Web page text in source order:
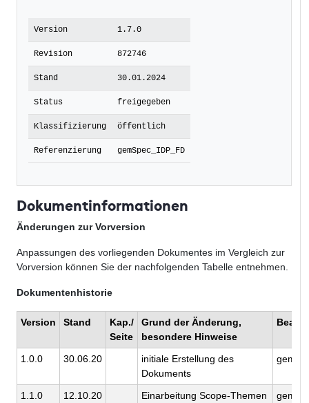
Version 1.7.0
Revision 872746
Stand 30.01.2024
Status freigegeben
Klassifizierung öffentlich
Referenzierung gemSpec_IDP_FD
Dokumentinformationen
Änderungen zur Vorversion
Anpassungen des vorliegenden Dokumentes im Vergleich zur
Vorversion können Sie der nachfolgenden Tabelle entnehmen.
Dokumentenhistorie
Version Stand
Kap./
Seite
Grund der Änderung,
besondere Hinweise
1.0.0 30.06.20
initiale Erstellung des
Dokuments
1.1.0 12.10.20
Einarbeitung Scope-Themen